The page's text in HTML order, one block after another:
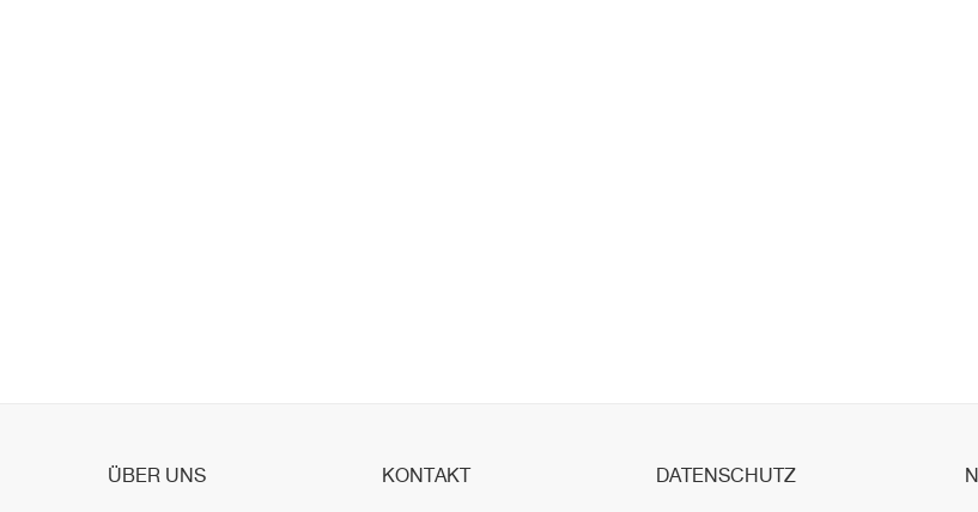
ÜBER UNS KONTAKT DATENSCHUTZ